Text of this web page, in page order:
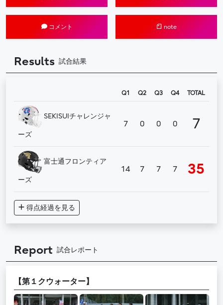
コメント note
Results 試合結果
Q1 Q2 Q3 Q4 TOTAL
SEKISUIチャレンジャ
ーズ
7 0 0 0 7
富士通フロンティア
ーズ
14 7 7 7 35
得点経過を見る
Report 試合レポート
【第１クウォーター】